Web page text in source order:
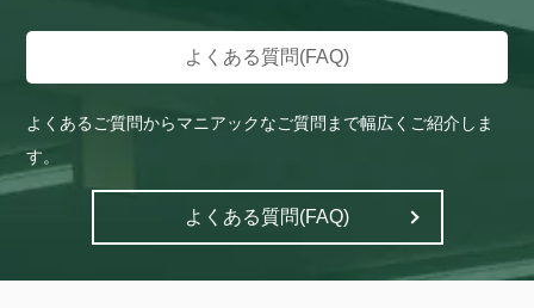
よくある質問(FAQ)
よくあるご質問からマニアックなご質問まで幅広くご紹介しま
す。
よくある質問(FAQ)